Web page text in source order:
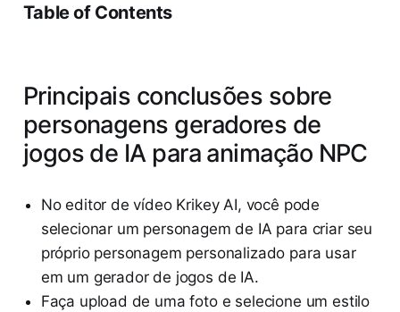
Table of Contents
Principais conclusões sobre
personagens geradores de
jogos de IA para animação NPC
No editor de vídeo Krikey AI, você pode
selecionar um personagem de IA para criar seu
próprio personagem personalizado para usar
em um gerador de jogos de IA.
Faça upload de uma foto e selecione um estilo